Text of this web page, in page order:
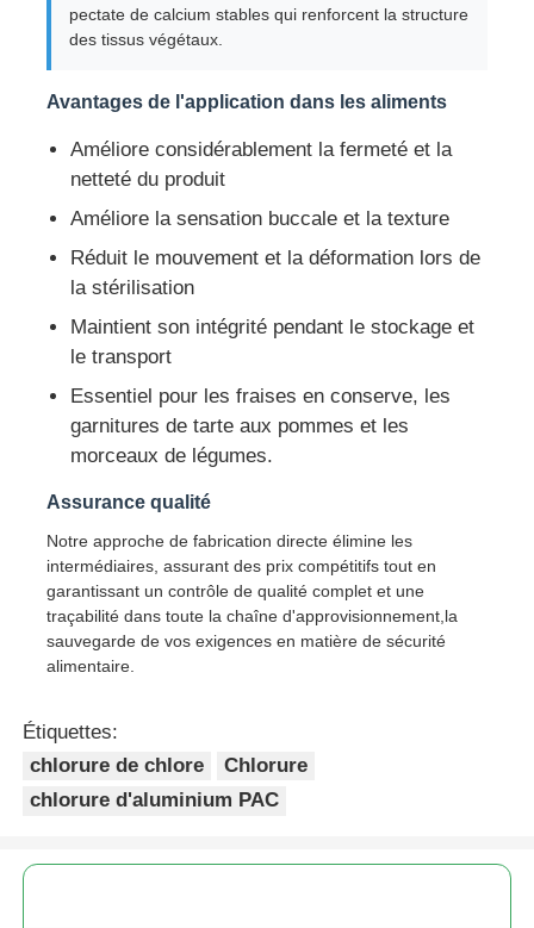
pectate de calcium stables qui renforcent la structure
des tissus végétaux.
Avantages de l'application dans les aliments
Améliore considérablement la fermeté et la
netteté du produit
Améliore la sensation buccale et la texture
Réduit le mouvement et la déformation lors de
la stérilisation
Maintient son intégrité pendant le stockage et
le transport
Essentiel pour les fraises en conserve, les
garnitures de tarte aux pommes et les
morceaux de légumes.
Assurance qualité
Notre approche de fabrication directe élimine les
intermédiaires, assurant des prix compétitifs tout en
garantissant un contrôle de qualité complet et une
traçabilité dans toute la chaîne d'approvisionnement,la
sauvegarde de vos exigences en matière de sécurité
alimentaire.
Étiquettes:
chlorure de chlore
Chlorure
chlorure d'aluminium PAC